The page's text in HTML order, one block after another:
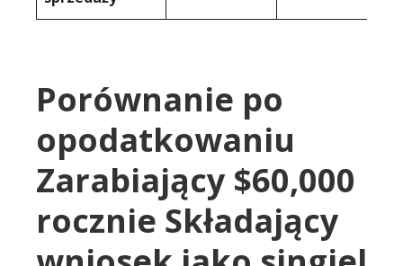
Porównanie po
opodatkowaniu
Zarabiający $60,000
rocznie Składający